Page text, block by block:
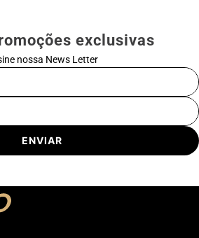
exclusivas
nossa News Letter
ENVIAR